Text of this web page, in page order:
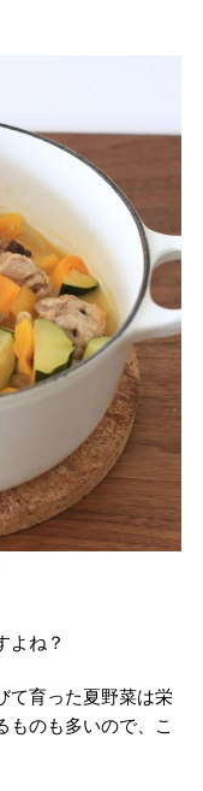
よね？
て育った夏野菜は栄
ものも多いので、こ